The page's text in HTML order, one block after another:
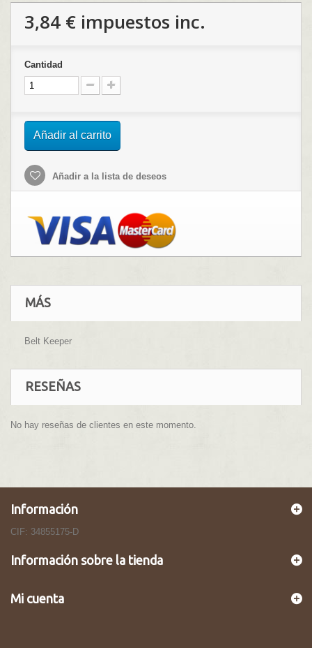
3,84 € impuestos inc.
Cantidad
Añadir al carrito
Añadir a la lista de deseos
MÁS
Belt Keeper
RESEÑAS
No hay reseñas de clientes en este momento.
Información
CIF: 34855175-D
Información sobre la tienda
Mi cuenta